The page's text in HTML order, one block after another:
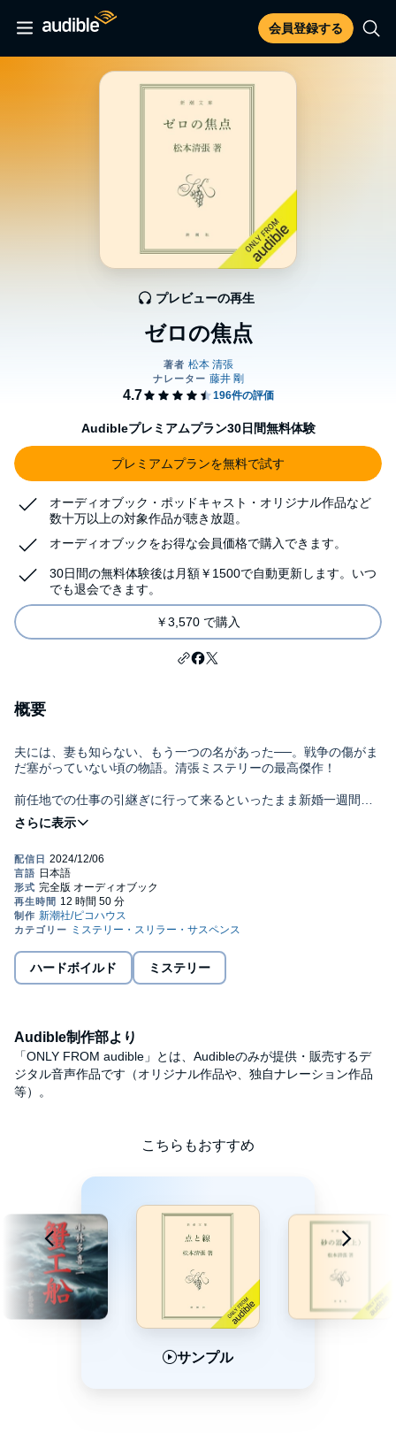
会員登録する
ゼロの焦点
プレビューの再生
Audibleプレミアムプラン30日間無料体験
プレミアムプランを無料で試す
オーディオブック・ポッドキャスト・オリジナル作品など
数十万以上の対象作品が聴き放題。
オーディオブックをお得な会員価格で購入できます。
30日間の無料体験後は月額￥1500で自動更新します。いつ
でも退会できます。
￥3,570 で購入
概要
夫には、妻も知らない、もう一つの名があった──。戦争の傷がま
だ塞がっていない頃の物語。清張ミステリーの最高傑作！
前任地での仕事の引継ぎに行って来るといったまま新婚一週間で
失踪した夫、鵜原憲一のゆくえを求めて北陸の灰色の空の下を尋
ね歩く禎子。ようやく手がかりを掴んだ時、“自殺”として処理され
係者がつぎつぎに殺されてゆく。戦争直後の混乱が尾を引いて生
じた悲劇を描いて、名作『点と線』と並び称される著者の代表
作。
©松本清張/新潮社
ハードボイルド ミステリー
Audible制作部より
「ONLY FROM audible」とは、Audibleのみが提供・販売するデ
ジタル音声作品です（オリジナル作品や、独自ナレーション作品
等）。
こちらもおすすめ
サンプル